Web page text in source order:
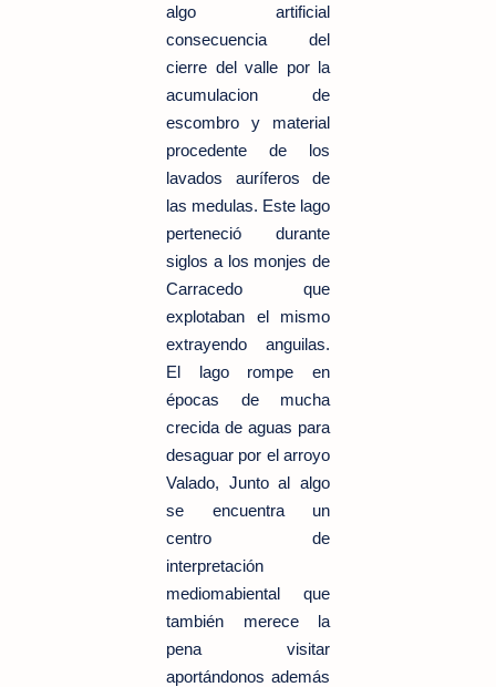
algo artificial
consecuencia del
cierre del valle por la
acumulacion de
escombro y material
procedente de los
lavados auríferos de
las medulas. Este lago
perteneció durante
siglos a los monjes de
Carracedo que
explotaban el mismo
extrayendo anguilas.
El lago rompe en
épocas de mucha
crecida de aguas para
desaguar por el arroyo
Valado, Junto al algo
se encuentra un
centro de
interpretación
mediomabiental que
también merece la
pena visitar
aportándonos además